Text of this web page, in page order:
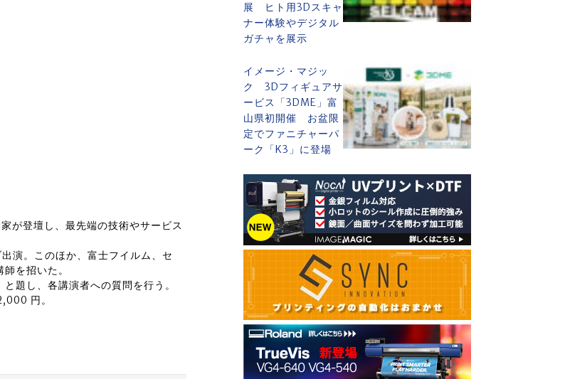
が登壇し、最先端の技術やサービス
。このほか、富士フイルム、セ
を招いた。
題し、各講演者への質問を行う。
円。
展 ヒト用3Dスキャ
ナー体験やデジタル
ガチャを展示
イメージ・マジッ
ク 3Dフィギュアサ
ービス「3DME」富
山県初開催 お盆限
定でファニチャーパ
ーク「K3」に登場